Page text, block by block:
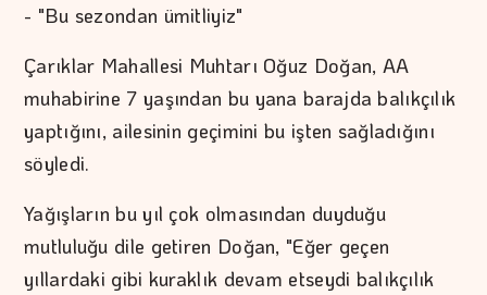
- "Bu sezondan ümitliyiz"
Çarıklar Mahallesi Muhtarı Oğuz Doğan, AA
muhabirine 7 yaşından bu yana barajda balıkçılık
yaptığını, ailesinin geçimini bu işten sağladığını
söyledi.
Yağışların bu yıl çok olmasından duyduğu
mutluluğu dile getiren Doğan, "Eğer geçen
yıllardaki gibi kuraklık devam etseydi balıkçılık